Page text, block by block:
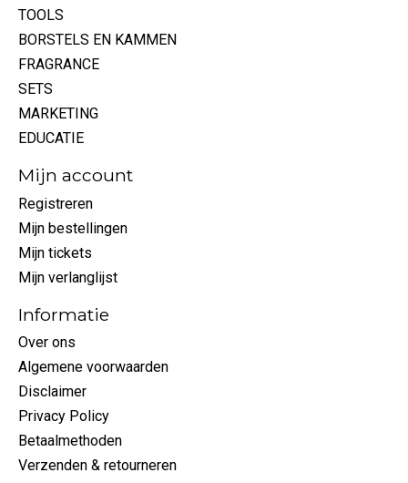
TOOLS
BORSTELS EN KAMMEN
FRAGRANCE
SETS
MARKETING
EDUCATIE
Mijn account
Registreren
Mijn bestellingen
Mijn tickets
Mijn verlanglijst
Informatie
Over ons
Algemene voorwaarden
Disclaimer
Privacy Policy
Betaalmethoden
Verzenden & retourneren